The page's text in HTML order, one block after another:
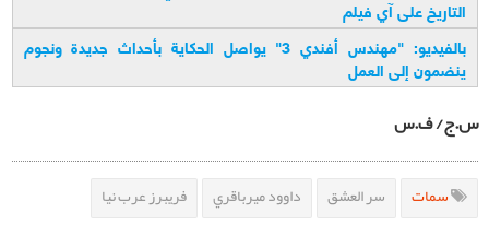
التاريخ على آي فيلم
بالفیدیو: "مهندس أفندي 3" يواصل الحكاية بأحداث جديدة ونجوم
ينضمون إلى العمل
س.ج/ ف.س
سمات سر العشق داوود ميرباقري فريبرز عرب نيا